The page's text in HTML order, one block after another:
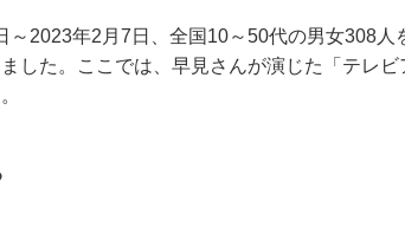
2023年2月7日、全国10～50代の男女308人
した。ここでは、早見さんが演じた「テレ